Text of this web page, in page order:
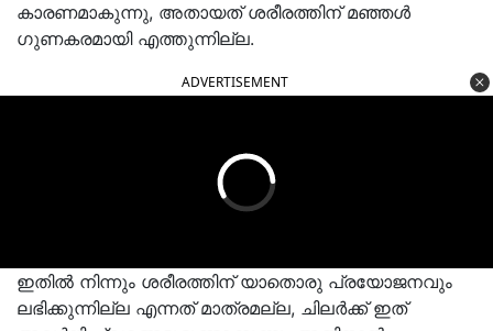
കാരണമാകുന്നു, അതായത് ശരീരത്തിന് മഞ്ഞൾ
ഗുണകരമായി എത്തുന്നില്ല.
ADVERTISEMENT
ഇതിൽ നിന്നും ശരീരത്തിന് യാതൊരു പ്രയോജനവും
ലഭിക്കുന്നില്ല എന്നത് മാത്രമല്ല, ചിലർക്ക് ഇത്